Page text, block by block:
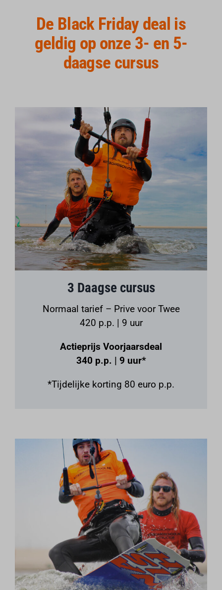
De Black Friday deal is
geldig op onze 3- en 5-
daagse cursus
3 Daagse cursus
Normaal tarief – Prive voor Twee
420 p.p. | 9 uur
Actieprijs Voorjaarsdeal
340 p.p. | 9 uur*
*Tijdelijke korting 80 euro p.p.